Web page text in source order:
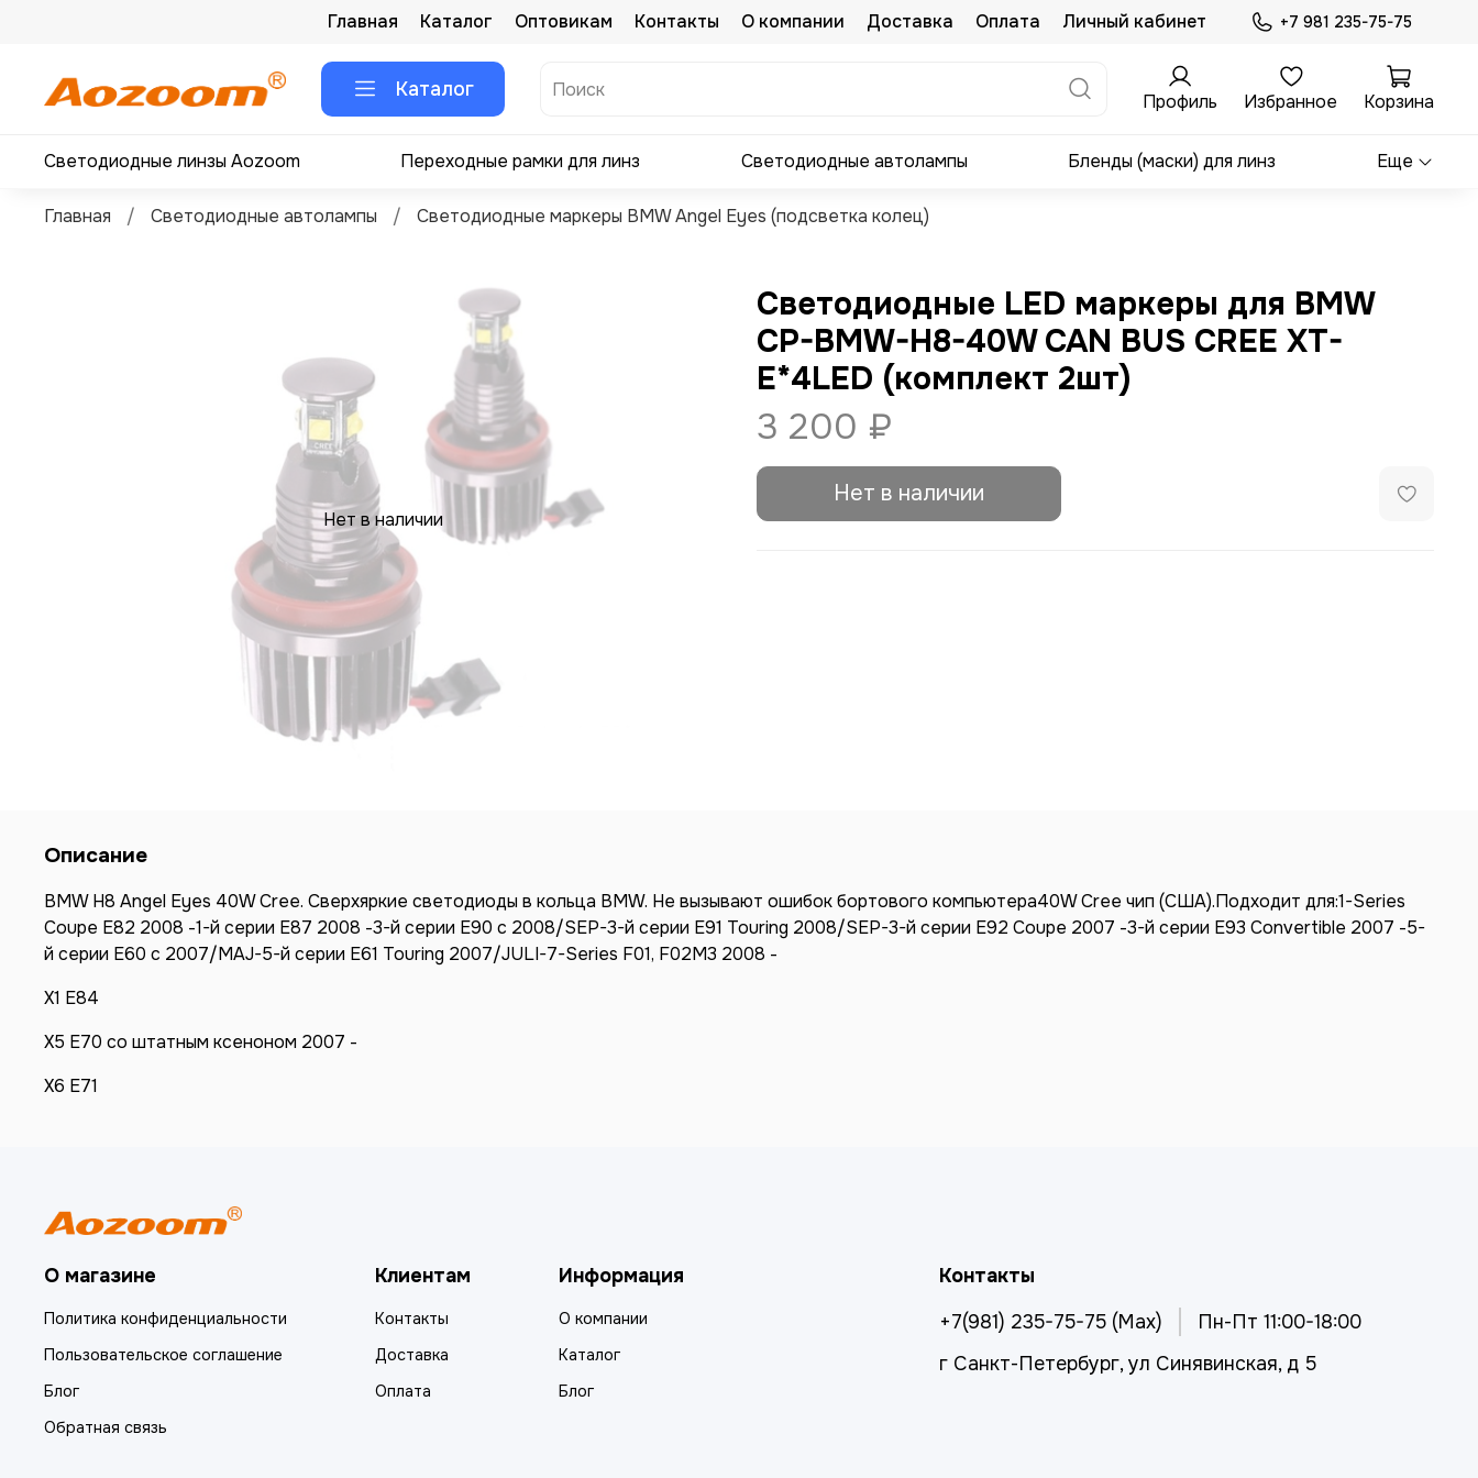
Главная Каталог Оптовикам Контакты О компании Доставка Оплата Личный кабинет +7 981 235-75-75
Каталог Профиль Избранное Корзина
Светодиодные линзы Aozoom Переходные рамки для линз Светодиодные автолампы Бленды (маски) для линз Еще
Главная Светодиодные автолампы Светодиодные маркеры BMW Angel Eyes (подсветка колец)
Нет в наличии
Светодиодные LED маркеры для BMW
CP-BMW-H8-40W CAN BUS CREE XT-
E*4LED (комплект 2шт)
3 200 ₽
Нет в наличии
Описание
BMW H8 Angel Eyes 40W Cree. Сверхяркие светодиоды в кольца BMW. Не вызывают ошибок бортового компьютера40W Cree чип (США).Подходит для:1-Series
Coupe E82 2008 -1-й серии E87 2008 -3-й серии E90 с 2008/SEP-3-й серии E91 Touring 2008/SEP-3-й серии E92 Coupe 2007 -3-й серии E93 Convertible 2007 -5-
й серии E60 с 2007/MAJ-5-й серии E61 Touring 2007/JULI-7-Series F01, F02M3 2008 -
X1 E84
X5 E70 со штатным ксеноном 2007 -
X6 E71
О магазине
Политика конфиденциальности
Пользовательское соглашение
Блог
Обратная связь
Клиентам
Контакты
Доставка
Оплата
Информация
О компании
Каталог
Блог
Контакты
+7(981) 235-75-75 (Max)
Пн-Пт 11:00-18:00
г Санкт-Петербург, ул Синявинская, д 5